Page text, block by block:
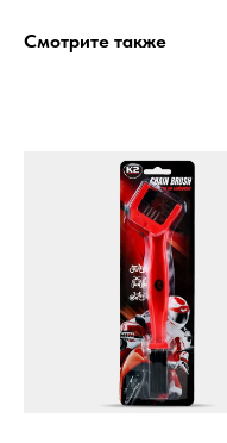
Смотрите также